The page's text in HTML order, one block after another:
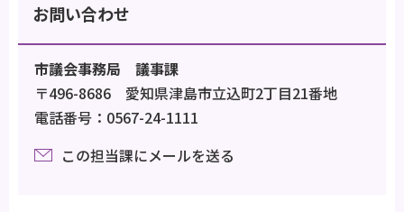
お問い合わせ
市議会事務局 議事課
〒496-8686 愛知県津島市立込町2丁目21番地
電話番号：0567-24-1111
この担当課にメールを送る